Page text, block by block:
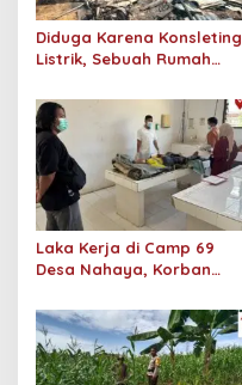
Diduga Karena Konsleting
Listrik, Sebuah Rumah
Dilalap Si Jago Merah
Laka Kerja di Camp 69
Desa Nahaya, Korban
RSUD